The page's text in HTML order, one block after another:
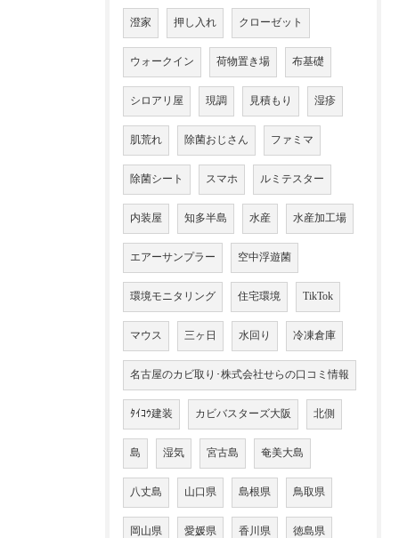
澄家 押し入れ クローゼット
ウォークイン 荷物置き場 布基礎
シロアリ屋 現調 見積もり 湿疹
肌荒れ 除菌おじさん ファミマ
除菌シート スマホ ルミテスター
内装屋 知多半島 水産 水産加工場
エアーサンプラー 空中浮遊菌
環境モニタリング 住宅環境 TikTok
マウス 三ヶ日 水回り 冷凍倉庫
名古屋のカビ取り･株式会社せらの口コミ情報
ﾀｲｺｳ建装 カビバスターズ大阪 北側
島 湿気 宮古島 奄美大島
八丈島 山口県 島根県 鳥取県
岡山県 愛媛県 香川県 徳島県